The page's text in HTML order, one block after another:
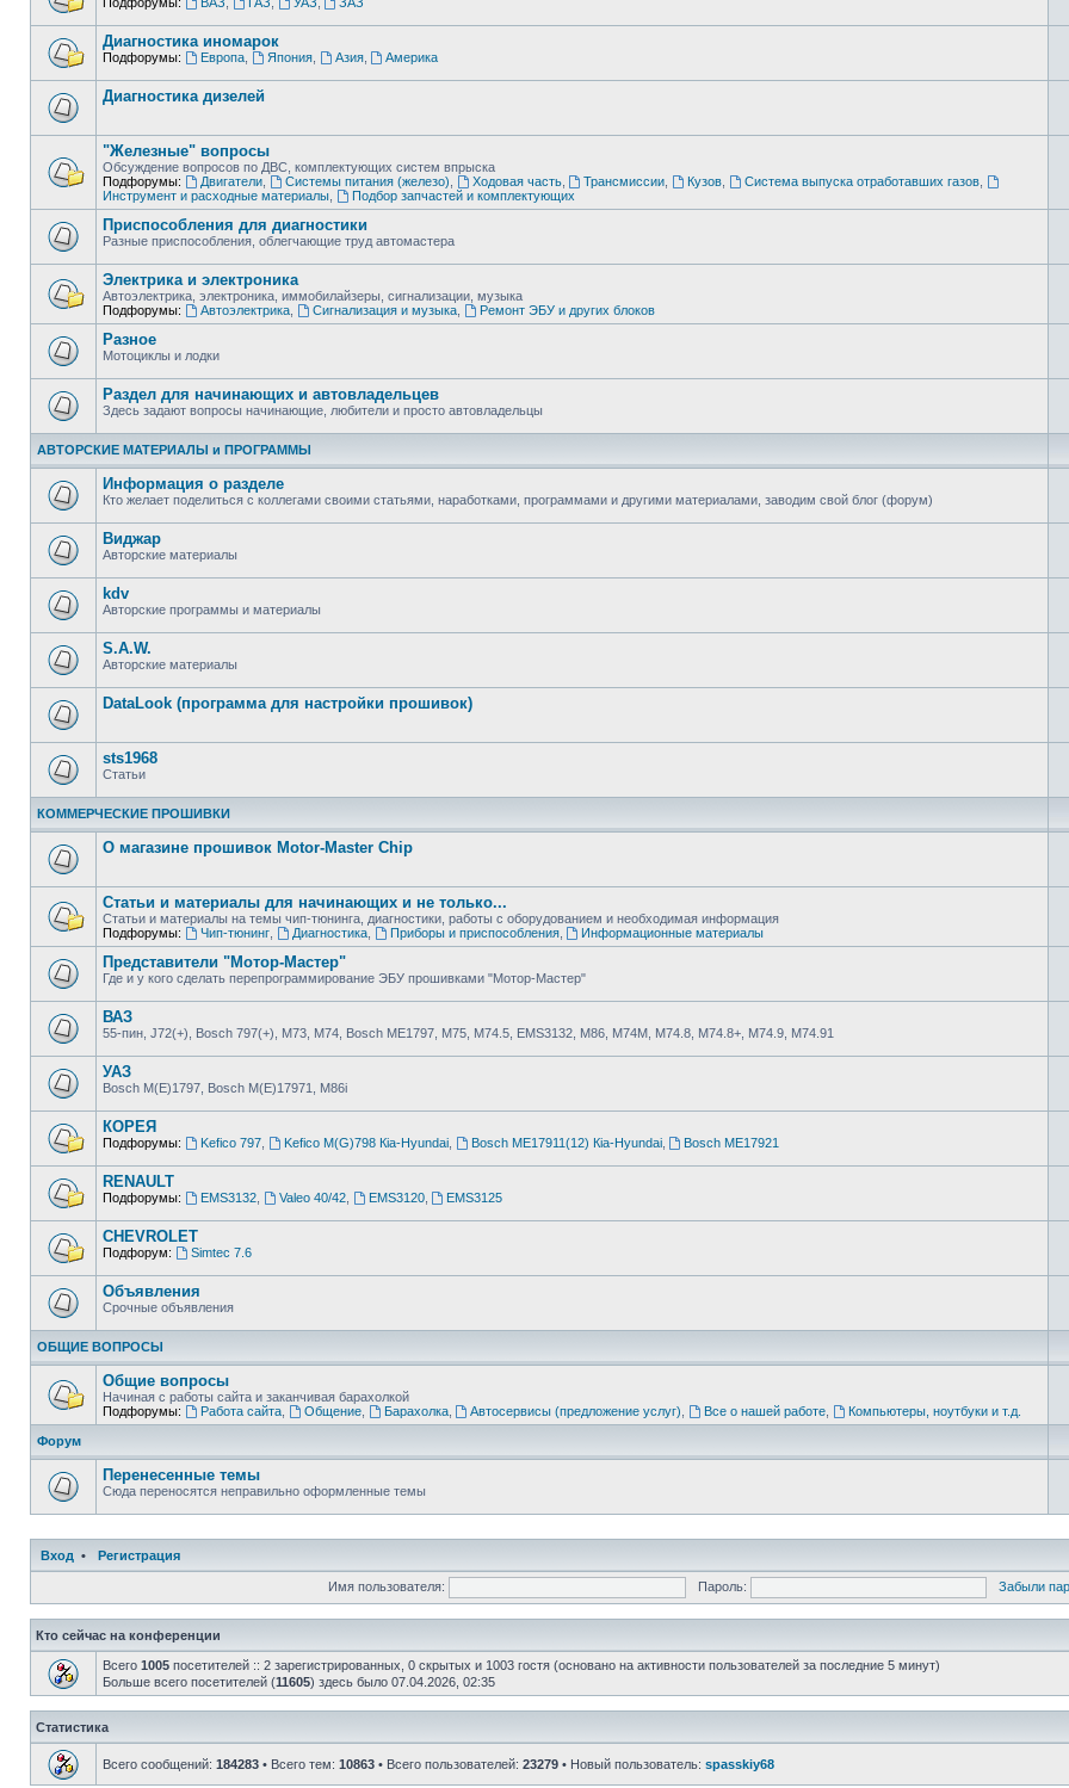
Диагностика иномарок
Подфорумы: Европа, Япония, Азия, Америка
Диагностика дизелей
"Железные" вопросы
Обсуждение вопросов по ДВС, комплектующих систем впрыска
Подфорумы:
Двигатели, Системы питания (железо) Ходовая часть, Трансмиссии Кузов Система выпуска отработавших газов
Инструмент и расходные материалы
Подбор запчастей и комплектующих
Приспособления для диагностики
Разные приспособления, облегчающие труд автомастера
Электрика и электроника
Автоэлектрика, электроника, иммобилайзеры, сигнализации, музыка
Подфорумы:
Автоэлектрика, Сигнализация и музыка, Ремонт ЭБУ и других блоков
Разное
Мотоциклы и лодки
Раздел для начинающих и автовладельцев
Здесь задают вопросы начинающие, любители и просто автовладельцы
АВТОРСКИЕ МАТЕРИАЛЫ и ПРОГРАММЫ
Информация о разделе
Кто желает поделиться с коллегами своими статьями, наработками, программами и другими материалами, заводим свой блог (форум)
Виджар
Авторские материалы
kdv
Авторские программы и материалы
S.A.W.
Авторские материалы
DataLook (программа для настройки прошивок)
sts1968
Статьи
КОММЕРЧЕСКИЕ ПРОШИВКИ
О магазине прошивок Motor-Master Chip
Статьи и материалы для начинающих и не только...
Статьи и материалы на темы чип-тюнинга, диагностики, работы с оборудованием и необходимая информация
Подфорумы:
Чип-тюнинг, Диагностика, Приборы и приспособления, Информационные материалы
Представители "Мотор-Мастер"
Где и у кого сделать перепрограммирование ЭБУ прошивками "Мотор-Мастер"
ВАЗ
55-пин, J72(+), Bosch 797(+), М73, М74, Bosch ME1797, М75, М74.5, EMS3132, М86, М74М, М74.8, М74.8+, М74.9, М74.91
УАЗ
Bosch M(E)1797, Bosch M(E)17971, М86i
КОРЕЯ
Подфорумы: Kefico 797, Kefico M(G)798 Кia-Hyundai, Bosch ME17911(12) Кia-Hyundai, Bosch ME17921
RENAULT
Подфорумы: EMS3132, Valeo 40/42, EMS3120, EMS3125
CHEVROLET
Подфорум: Simtec 7.6
Объявления
Срочные объявления
ОБЩИЕ ВОПРОСЫ
Общие вопросы
Начиная с работы сайта и заканчивая барахолкой
Подфорумы:
Работа сайта, Общение, Барахолка, Автосервисы (предложение услуг) Все о нашей работе Компьютеры, ноутбуки и т.д.
Форум
Перенесенные темы
Сюда переносятся неправильно оформленные темы
Вход • Регистрация
Имя пользователя: Пароль: Забыли
Кто сейчас на конференции
Всего 1005 посетителей :: 2 зарегистрированных, 0 скрытых и 1003 гостя (основано на активности пользователей за последние 5 минут)
Больше всего посетителей (11605) здесь было 07.04.2026, 02:35
Статистика
Всего сообщений: 184283 • Всего тем: 10863 • Всего пользователей: 23279 • Новый пользователь: spasskiy68